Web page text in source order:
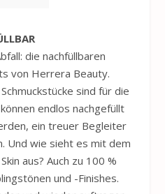
die nachfüllbaren
von Herrera Beauty.
sind für die
endlos nachgefüllt
ein treuer Begleiter
Und wie sieht es mit dem
aus? Auch zu 100 %
und -Finishes.